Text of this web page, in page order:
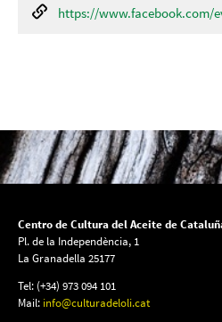
https://www.facebook.com/
Centro de Cultura del Aceite de
Pl. de la Independència, 1
La Granadella 25177
Tel: (+34) 973 094 101
Mail: info@culturadeloli.cat